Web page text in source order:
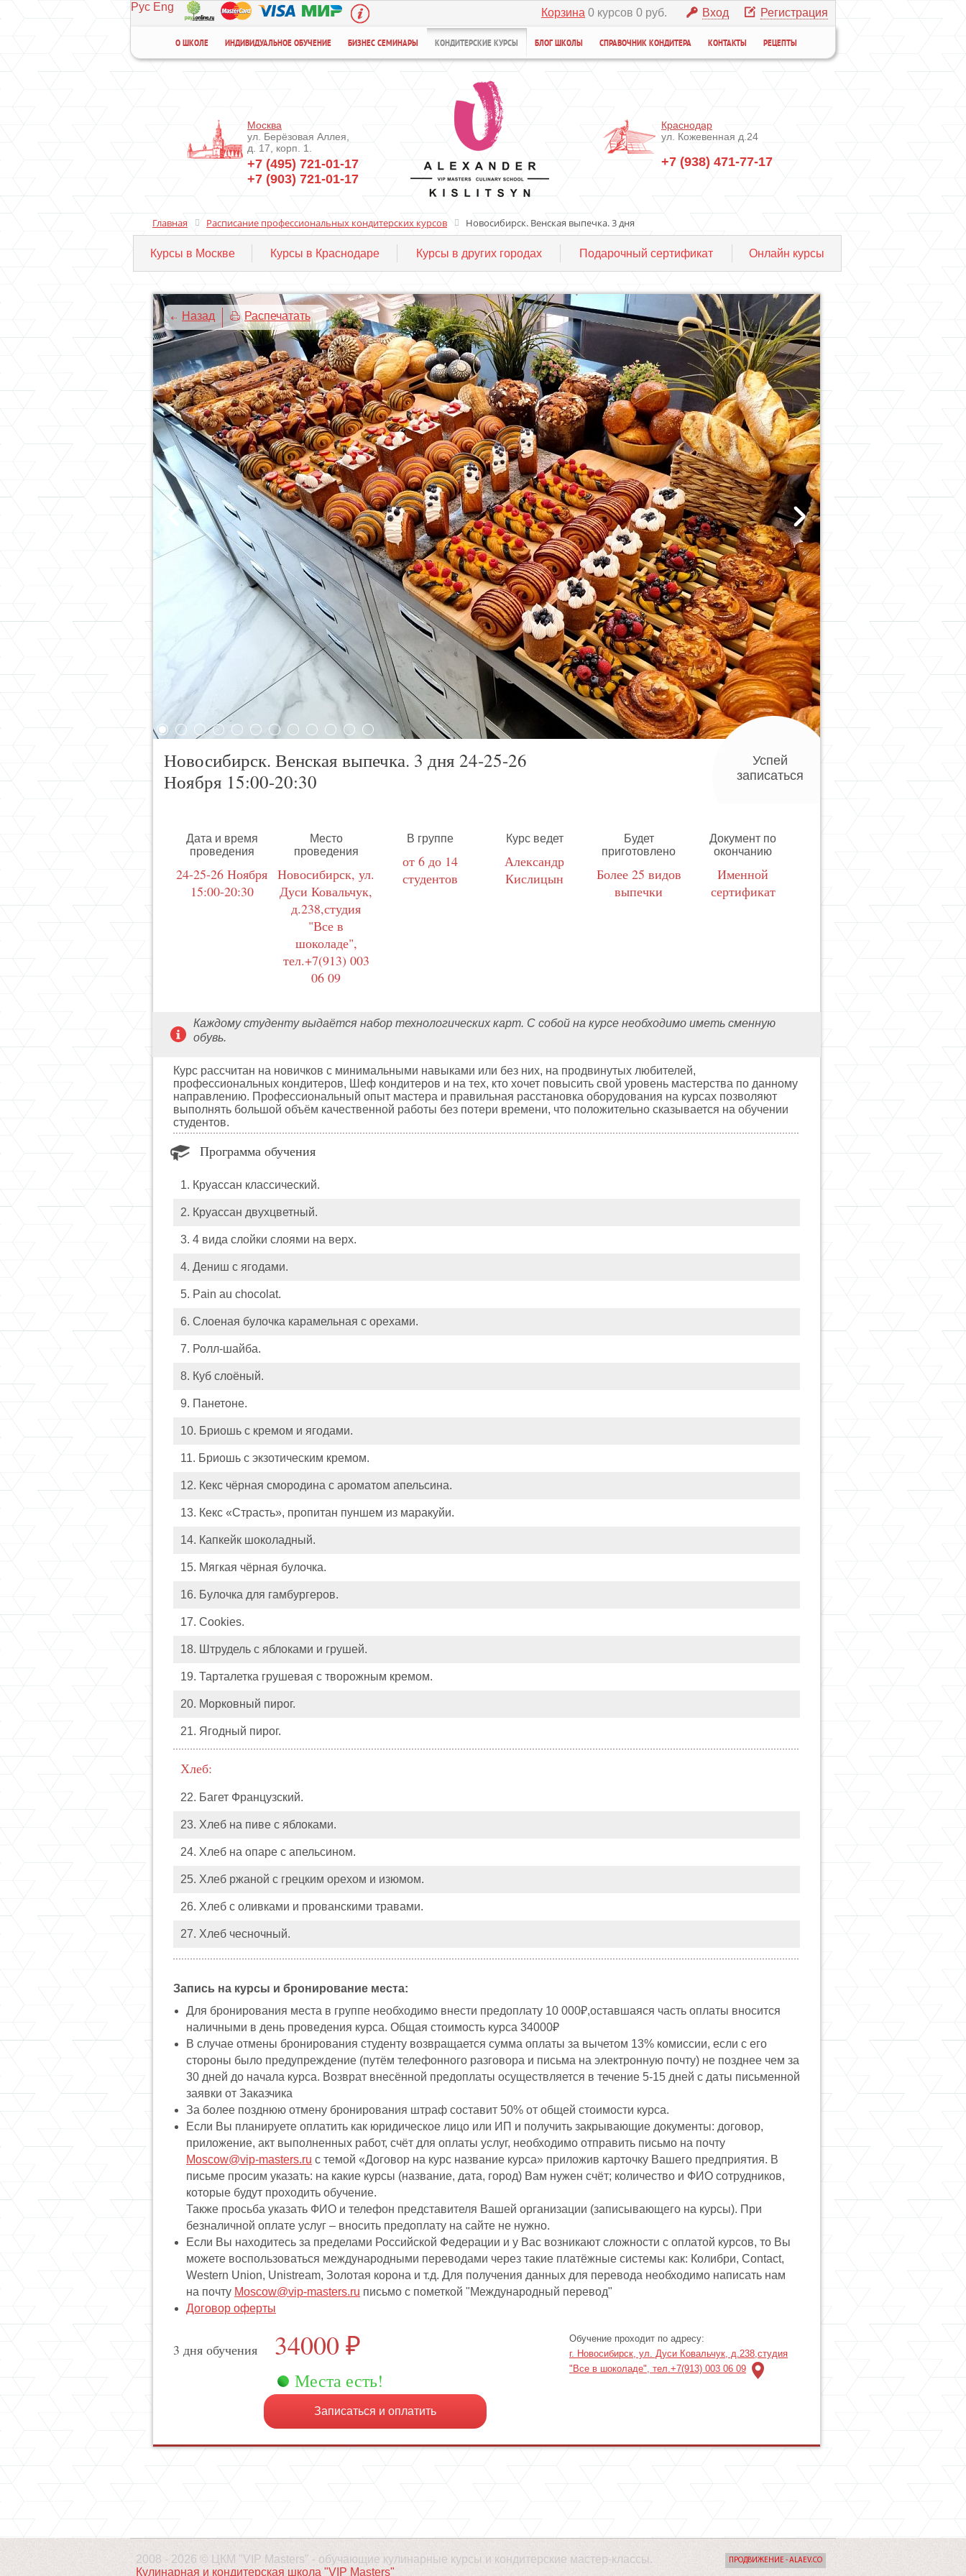
Рус Eng Вход Регистрация
Корзина 0 курсов 0 руб.
О ШКОЛЕ ИНДИВИДУАЛЬНОЕ ОБУЧЕНИЕ БИЗНЕС СЕМИНАРЫ КОНДИТЕРСКИЕ КУРСЫ БЛОГ ШКОЛЫ СПРАВОЧНИК КОНДИТЕРА КОНТАКТЫ РЕЦЕПТЫ
Москва
ул. Берёзовая Аллея,
д. 17, корп. 1.
+7 (495) 721-01-17
+7 (903) 721-01-17
Краснодар
ул. Кожевенная д.24
+7 (938) 471-77-17
Главная Расписание профессиональных кондитерских курсов Новосибирск. Венская выпечка. 3 дня
Курсы в Москве Курсы в Краснодаре Курсы в других городах Подарочный сертификат Онлайн курсы
Назад Распечатать
Новосибирск. Венская выпечка. 3 дня 24-25-26
Ноября 15:00-20:30
Успей
записаться
Дата и время
проведения
24-25-26 Ноября
15:00-20:30
Место
проведения
Новосибирск, ул.
Дуси Ковальчук,
д.238,студия
"Все в
шоколаде",
тел.+7(913) 003
06 09
В группе
от 6 до 14
студентов
Курс ведет
Александр
Кислицын
Будет
приготовлено
Более 25 видов
выпечки
Документ по
окончанию
Именной
сертификат
Каждому студенту выдаётся набор технологических карт. С собой на курсе необходимо иметь сменную
обувь.
Курс рассчитан на новичков с минимальными навыками или без них, на продвинутых любителей,
профессиональных кондитеров, Шеф кондитеров и на тех, кто хочет повысить свой уровень мастерства по данному
направлению. Профессиональный опыт мастера и правильная расстановка оборудования на курсах позволяют
выполнять большой объём качественной работы без потери времени, что положительно сказывается на обучении
студентов.
Программа обучения
1. Круассан классический.
2. Круассан двухцветный.
3. 4 вида слойки слоями на верх.
4. Дениш с ягодами.
5. Pain au chocolat.
6. Слоеная булочка карамельная с орехами.
7. Ролл-шайба.
8. Куб слоёный.
9. Панетоне.
10. Бриошь с кремом и ягодами.
11. Бриошь с экзотическим кремом.
12. Кекс чёрная смородина с ароматом апельсина.
13. Кекс «Страсть», пропитан пуншем из маракуйи.
14. Капкейк шоколадный.
15. Мягкая чёрная булочка.
16. Булочка для гамбургеров.
17. Cookies.
18. Штрудель с яблоками и грушей.
19. Тарталетка грушевая с творожным кремом.
20. Морковный пирог.
21. Ягодный пирог.
Хлеб:
22. Багет Французский.
23. Хлеб на пиве с яблоками.
24. Хлеб на опаре с апельсином.
25. Хлеб ржаной с грецким орехом и изюмом.
26. Хлеб с оливками и прованскими травами.
27. Хлеб чесночный.
Запись на курсы и бронирование места:
Для бронирования места в группе необходимо внести предоплату 10 000₽,оставшаяся часть оплаты вносится
наличными в день проведения курса. Общая стоимость курса 34000₽
В случае отмены бронирования студенту возвращается сумма оплаты за вычетом 13% комиссии, если с его
стороны было предупреждение (путём телефонного разговора и письма на электронную почту) не позднее чем за
30 дней до начала курса. Возврат внесённой предоплаты осуществляется в течение 5-15 дней с даты письменной
заявки от Заказчика
За более позднюю отмену бронирования штраф составит 50% от общей стоимости курса.
Если Вы планируете оплатить как юридическое лицо или ИП и получить закрывающие документы: договор,
приложение, акт выполненных работ, счёт для оплаты услуг, необходимо отправить письмо на почту
Moscow@vip-masters.ru с темой «Договор на курс название курса» приложив карточку Вашего предприятия. В
письме просим указать: на какие курсы (название, дата, город) Вам нужен счёт; количество и ФИО сотрудников,
которые будут проходить обучение.
Также просьба указать ФИО и телефон представителя Вашей организации (записывающего на курсы). При
безналичной оплате услуг – вносить предоплату на сайте не нужно.
Если Вы находитесь за пределами Российской Федерации и у Вас возникают сложности с оплатой курсов, то Вы
можете воспользоваться международными переводами через такие платёжные системы как: Колибри, Contact,
Western Union, Unistream, Золотая корона и т.д. Для получения данных для перевода необходимо написать нам
на почту Moscow@vip-masters.ru письмо с пометкой "Международный перевод"
Договор оферты
3 дня обучения 34000 ₽
Места есть!
Записаться и оплатить
Обучение проходит по адресу:
г. Новосибирск, ул. Дуси Ковальчук, д.238,студия
"Все в шоколаде", тел.+7(913) 003 06 09
2008 - 2026 © ЦКМ "VIP Masters" - обучающие кулинарные курсы и кондитерские мастер-классы.
Кулинарная и кондитерская школа "VIP Masters"
ПРОДВИЖЕНИЕ - ALAEV.CO